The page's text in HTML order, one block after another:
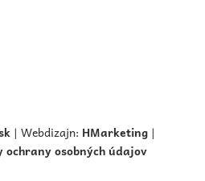
| Webdizajn: HMarketing |
ochrany osobných údajov